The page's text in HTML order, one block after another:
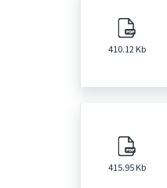
410.12 Kb
415.95 Kb